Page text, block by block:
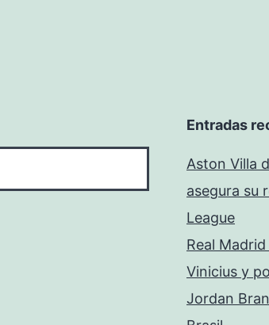
Entradas
Aston Villa
asegura su
League
Real
Vinicius y
Jordan